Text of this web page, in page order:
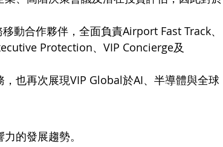
動合作夥伴，全面負責Airport Fast Track、
Protection、VIP Concierge及
也再次展現VIP Global於AI、半導體與全球
的發展趨勢。